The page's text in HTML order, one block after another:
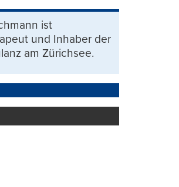
ist
und Inhaber der
am Zürichsee.